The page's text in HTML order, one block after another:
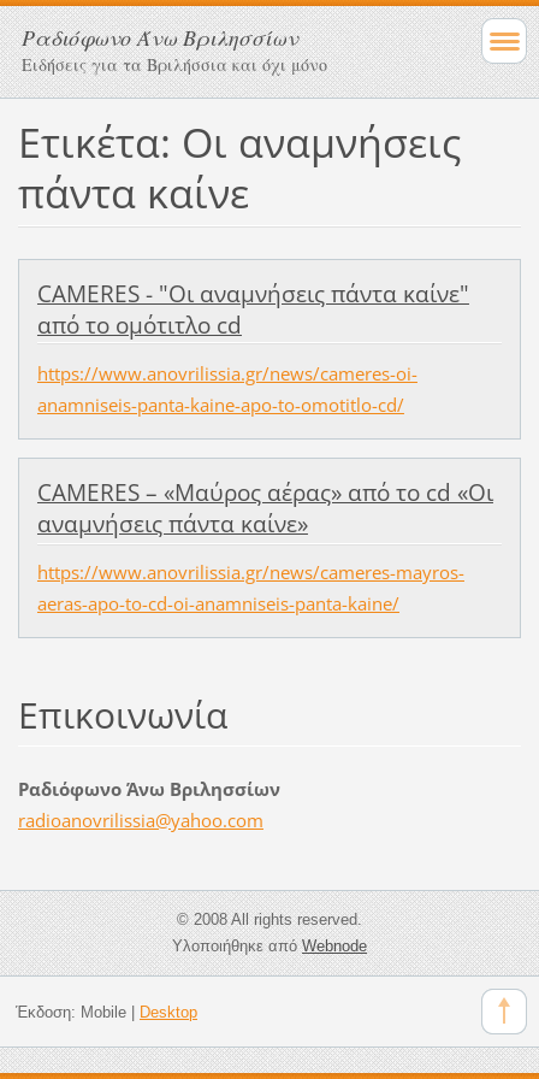
Ραδιόφωνο Άνω Βριλησσίων
Ειδήσεις για τα Βριλήσσια και όχι μόνο
Ετικέτα: Οι αναμνήσεις
πάντα καίνε
CAMERES - "Οι αναμνήσεις πάντα καίνε"
από το ομότιτλο cd
https://www.anovrilissia.gr/news/cameres-oi-
anamniseis-panta-kaine-apo-to-omotitlo-cd/
CAMERES – «Μαύρος αέρας» από το cd «Οι
αναμνήσεις πάντα καίνε»
https://www.anovrilissia.gr/news/cameres-mayros-
aeras-apo-to-cd-oi-anamniseis-panta-kaine/
Επικοινωνία
Ραδιόφωνο Άνω Βριλησσίων
radioanovrilissia@yahoo.com
© 2008 All rights reserved.
Υλοποιήθηκε απόWebnode
Έκδοση: Mobile| Desktop